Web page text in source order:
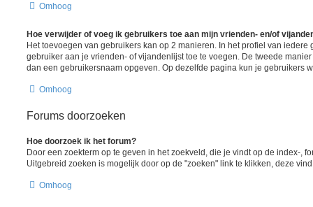
Omhoog
Hoe verwijder of voeg ik gebruikers toe aan mijn vrienden- en/of
Het toevoegen van gebruikers kan op 2 manieren. In het profiel van iedere
gebruiker aan je vrienden- of vijandenlijst toe te voegen. De tweede
dan een gebruikersnaam opgeven. Op dezelfde pagina kun je gebruikers
Omhoog
Forums doorzoeken
Hoe doorzoek ik het forum?
Door een zoekterm op te geven in het zoekveld, die je vindt op de index-,
Uitgebreid zoeken is mogelijk door op de "zoeken" link te klikken, deze
Omhoog